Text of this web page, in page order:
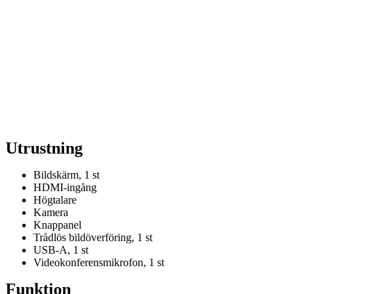
Utrustning
Bildskärm, 1 st
HDMI-ingång
Högtalare
Kamera
Knappanel
Trådlös bildöverföring, 1 st
USB-A, 1 st
Videokonferensmikrofon, 1 st
Funktion